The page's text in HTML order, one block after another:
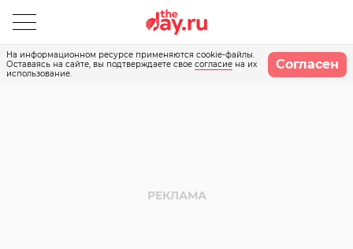
На информационном ресурсе применяются cookie-файлы.
Оставаясь на сайте, вы подтверждаете свое согласие на их
использование.
Согласен